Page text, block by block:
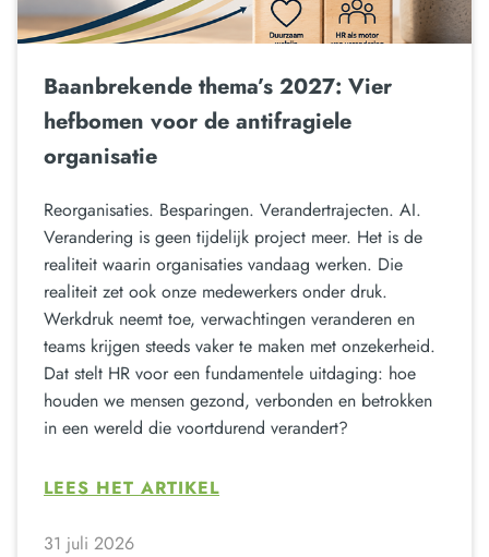
Baanbrekende thema’s 2027: Vier
hefbomen voor de antifragiele
organisatie
Reorganisaties. Besparingen. Verandertrajecten. AI.
Verandering is geen tijdelijk project meer. Het is de
realiteit waarin organisaties vandaag werken. Die
realiteit zet ook onze medewerkers onder druk.
Werkdruk neemt toe, verwachtingen veranderen en
teams krijgen steeds vaker te maken met onzekerheid.
Dat stelt HR voor een fundamentele uitdaging: hoe
houden we mensen gezond, verbonden en betrokken
in een wereld die voortdurend verandert?
LEES HET ARTIKEL
31 juli 2026